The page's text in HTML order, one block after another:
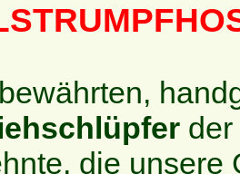
die unsere